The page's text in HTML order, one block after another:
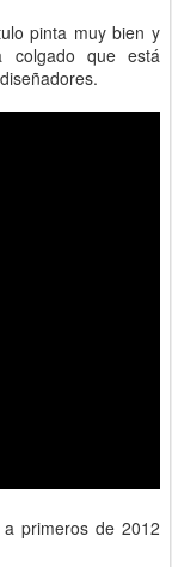
pinta muy bien y
colgado que está
primeros de 2012